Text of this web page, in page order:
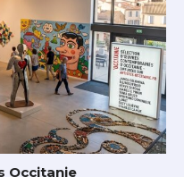
Occitanie